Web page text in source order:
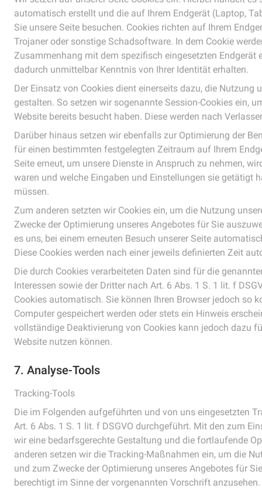
automatisch erstellt und die auf Ihrem Endgerät (Laptop,
Sie unsere Seite besuchen. Cookies richten auf Ihrem
Trojaner oder sonstige Schadsoftware. In dem Cookie
Zusammenhang mit dem spezifisch eingesetzten Endgerät
dadurch unmittelbar Kenntnis von Ihrer Identität erhalten.
Der Einsatz von Cookies dient einerseits dazu, die Nutzung
gestalten. So setzen wir sogenannte Session-Cookies ein,
Website bereits besucht haben. Diese werden nach
Darüber hinaus setzen wir ebenfalls zur Optimierung der
für einen bestimmten festgelegten Zeitraum auf Ihrem
Seite erneut, um unsere Dienste in Anspruch zu nehmen,
waren und welche Eingaben und Einstellungen sie getätigt
müssen.
Zum anderen setzten wir Cookies ein, um die Nutzung
Zwecke der Optimierung unseres Angebotes für Sie
es uns, bei einem erneuten Besuch unserer Seite
Diese Cookies werden nach einer jeweils definierten Zeit
Die durch Cookies verarbeiteten Daten sind für die
Interessen sowie der Dritter nach Art. 6 Abs. 1 S. 1 lit. f
Cookies automatisch. Sie können Ihren Browser jedoch so
Computer gespeichert werden oder stets ein Hinweis
vollständige Deaktivierung von Cookies kann jedoch dazu
Website nutzen können.
7. Analyse-Tools
Tracking-Tools
Die im Folgenden aufgeführten und von uns eingesetzten
Art. 6 Abs. 1 S. 1 lit. f DSGVO durchgeführt. Mit den zum
wir eine bedarfsgerechte Gestaltung und die fortlaufende
anderen setzen wir die Tracking-Maßnahmen ein, um die
und zum Zwecke der Optimierung unseres Angebotes für
berechtigt im Sinne der vorgenannten Vorschrift anzusehen.